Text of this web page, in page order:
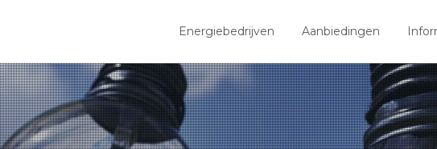
Energiebedrijven Aanbiedingen